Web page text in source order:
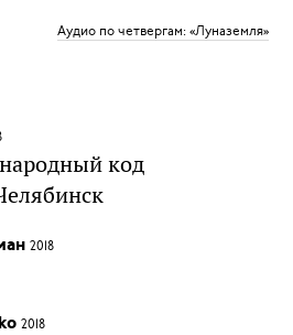
Аудио по четвергам: «Луназемля»
код
2018
2018